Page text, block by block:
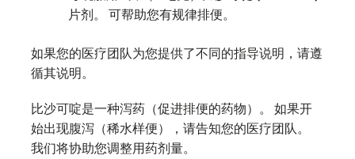
片剂。 可帮助您有规律排便。
如果您的医疗团队为您提供了不同的指导说明，请遵
循其说明。
比沙可啶是一种泻药（促进排便的药物）。 如果开
始出现腹泻（稀水样便），请告知您的医疗团队。
我们将协助您调整用药剂量。